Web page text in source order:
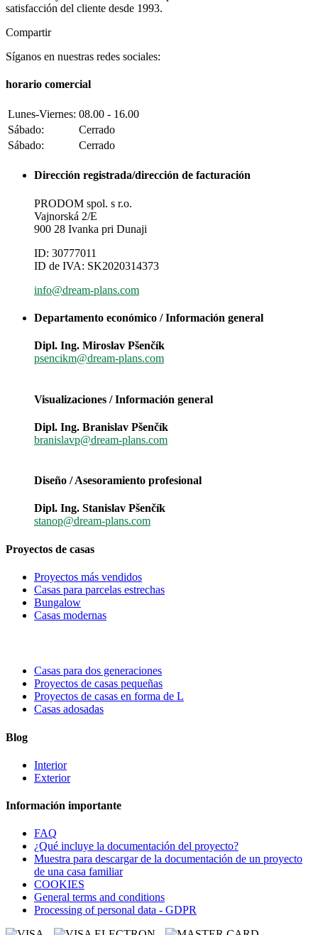
satisfacción del cliente desde 1993.
Compartir
Síganos en nuestras redes sociales:
horario comercial
Lunes-Viernes: 08.00 - 16.00
Sábado:
Cerrado
Sábado:
Cerrado
Dirección registrada/dirección de facturación
PRODOM spol. s r.o.
Vajnorská 2/E
900 28 Ivanka pri Dunaji
ID: 30777011
ID de IVA: SK2020314373
info@dream-plans.com
Departamento económico / Información general
Dipl. Ing. Miroslav Pšenčík
psencikm@dream-plans.com
Visualizaciones / Información general
Dipl. Ing. Branislav Pšenčík
branislavp@dream-plans.com
Diseño / Asesoramiento profesional
Dipl. Ing. Stanislav Pšenčík
stanop@dream-plans.com
Proyectos de casas
Proyectos más vendidos
Casas para parcelas estrechas
Bungalow
Casas modernas
Casas para dos generaciones
Proyectos de casas pequeñas
Proyectos de casas en forma de L
Casas adosadas
Blog
Interior
Exterior
Información importante
FAQ
¿Qué incluye la documentación del proyecto?
Muestra para descargar de la documentación de un proyecto
de una casa familiar
COOKIES
General terms and conditions
Processing of personal data - GDPR